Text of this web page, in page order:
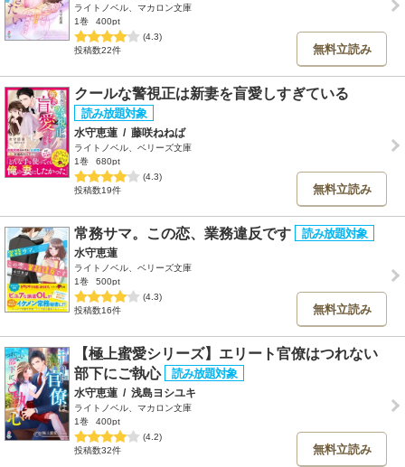
ライトノベル、マカロン文庫
1巻
400pt
(4.3)
投稿数22件
無料立読み
クールな警視正は新妻を盲愛しすぎている
水守恵蓮 / 藤咲ねねば
ライトノベル、ベリーズ文庫
1巻
680pt
(4.3)
投稿数19件
無料立読み
常務サマ。この恋、業務違反です
水守恵蓮
ライトノベル、ベリーズ文庫
1巻
500pt
(4.3)
投稿数16件
無料立読み
【極上蜜愛シリーズ】エリート官僚はつれない
部下にご執心
水守恵蓮 / 浅島ヨシユキ
ライトノベル、マカロン文庫
1巻
400pt
(4.2)
投稿数32件
無料立読み